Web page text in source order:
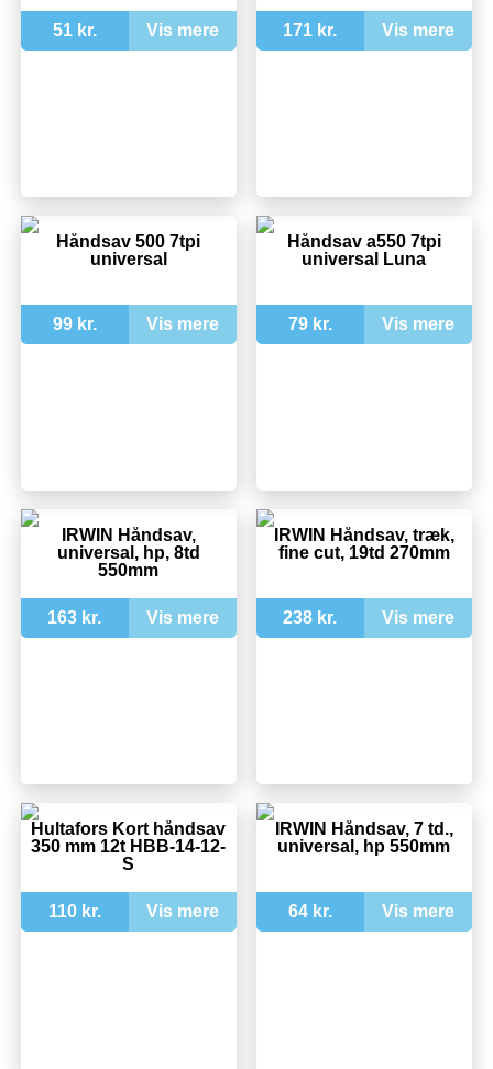
51 kr. Vis mere 171 kr. Vis mere
Håndsav 500 7tpi
universal
99 kr. Vis mere
Håndsav a550 7tpi
universal Luna
79 kr. Vis mere
IRWIN Håndsav,
universal, hp, 8td
550mm
163 kr. Vis mere
IRWIN Håndsav, træk,
fine cut, 19td 270mm
238 kr. Vis mere
Hultafors Kort håndsav
350 mm 12t HBB-14-12-
S
110 kr. Vis mere
IRWIN Håndsav, 7 td.,
universal, hp 550mm
64 kr. Vis mere